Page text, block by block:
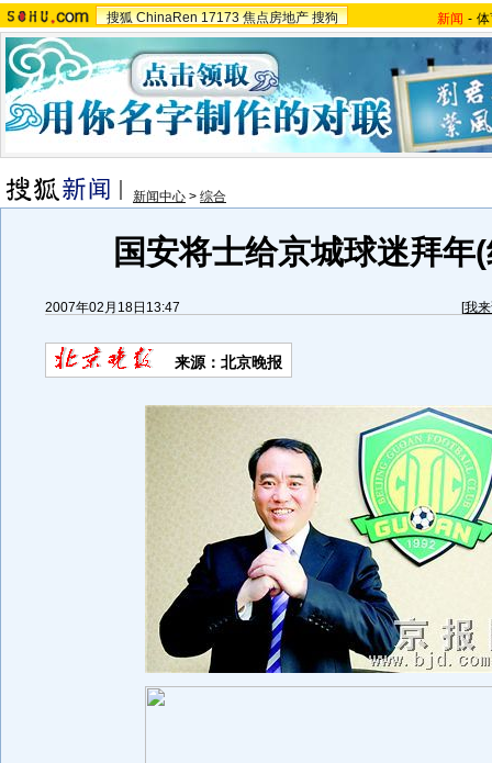
搜狐 ChinaRen 17173 焦点房地产 搜狗 新闻 -
新闻中心 > 综合
国安将士给京城球迷拜年
2007年02月18日13:47 [我
来源：北京晚报